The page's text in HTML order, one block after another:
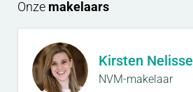
Onze makelaars
Kirsten Nelisse
NVM-makelaar